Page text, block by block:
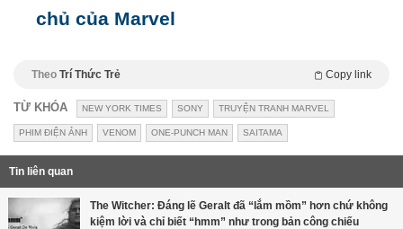
chủ của Marvel
Theo Trí Thức Trẻ Copy link
TỪ KHÓA NEW YORK TIMES SONY TRUYỆN TRANH MARVEL
PHIM ĐIỆN ẢNH VENOM ONE-PUNCH MAN SAITAMA
Tin liên quan
The Witcher: Đáng lẽ Geralt đã “lắm mồm” hơn chứ không
kiệm lời và chỉ biết “hmm” như trong bản công chiếu